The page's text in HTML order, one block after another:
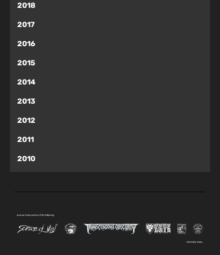
2018
2017
2016
2015
2014
2013
2012
2011
2010